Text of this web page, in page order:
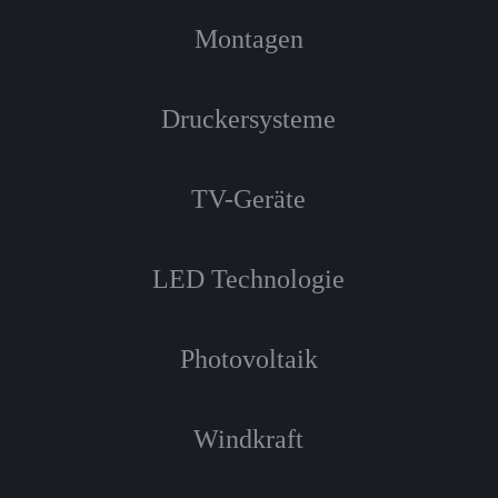
Montagen
Druckersysteme
TV-Geräte
LED Technologie
Photovoltaik
Windkraft